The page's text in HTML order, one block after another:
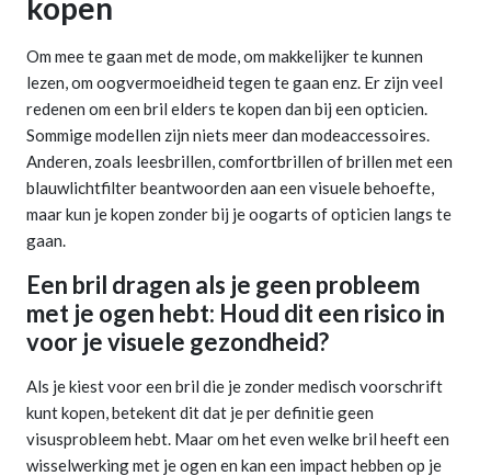
Om mee te gaan met de mode, om makkelijker te kunnen
lezen, om oogvermoeidheid tegen te gaan enz. Er zijn veel
redenen om een bril elders te kopen dan bij een opticien.
Sommige modellen zijn niets meer dan modeaccessoires.
Anderen, zoals leesbrillen, comfortbrillen of brillen met een
blauwlichtfilter beantwoorden aan een visuele behoefte,
maar kun je kopen zonder bij je oogarts of opticien langs te
gaan.
Een bril dragen als je geen probleem
met je ogen hebt: Houd dit een risico in
voor je visuele gezondheid?
Als je kiest voor een bril die je zonder medisch voorschrift
kunt kopen, betekent dit dat je per definitie geen
visusprobleem hebt. Maar om het even welke bril heeft een
wisselwerking met je ogen en kan een impact hebben op je